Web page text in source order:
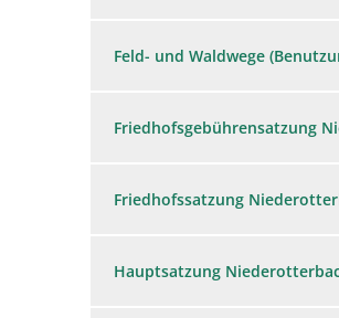
Feld- und Waldwege
Friedhofsgebührensatzung
Friedhofssatzung
Hauptsatzung